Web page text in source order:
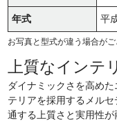
年式 平
お写真と型式が違う場合が
上質なインテ
ダイナミックさを高め
テリアを採用するメル
通する上質さと実用性